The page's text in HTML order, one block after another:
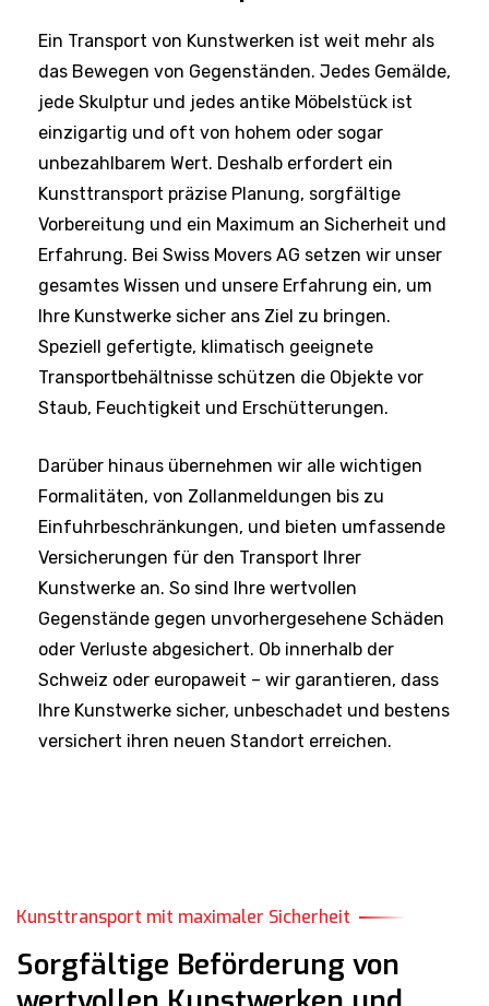
Ein Transport von Kunstwerken ist weit mehr als
das Bewegen von Gegenständen. Jedes Gemälde,
jede Skulptur und jedes antike Möbelstück ist
einzigartig und oft von hohem oder sogar
unbezahlbarem Wert. Deshalb erfordert ein
Kunsttransport präzise Planung, sorgfältige
Vorbereitung und ein Maximum an Sicherheit und
Erfahrung. Bei Swiss Movers AG setzen wir unser
gesamtes Wissen und unsere Erfahrung ein, um
Ihre Kunstwerke sicher ans Ziel zu bringen.
Speziell gefertigte, klimatisch geeignete
Transportbehältnisse schützen die Objekte vor
Staub, Feuchtigkeit und Erschütterungen.
Darüber hinaus übernehmen wir alle wichtigen
Formalitäten, von Zollanmeldungen bis zu
Einfuhrbeschränkungen, und bieten umfassende
Versicherungen für den Transport Ihrer
Kunstwerke an. So sind Ihre wertvollen
Gegenstände gegen unvorhergesehene Schäden
oder Verluste abgesichert. Ob innerhalb der
Schweiz oder europaweit – wir garantieren, dass
Ihre Kunstwerke sicher, unbeschadet und bestens
versichert ihren neuen Standort erreichen.
Kunsttransport mit maximaler Sicherheit
Sorgfältige Beförderung von
wertvollen Kunstwerken und